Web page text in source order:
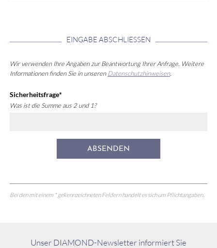
EINGABE ABSCHLIESSEN
Wir verwenden Ihre Angaben zur Beantwortung Ihrer Anfrage. Weitere
Informationen finden Sie in unserenDatenschutzhinweisen.
Sicherheitsfrage*
Was ist die Summe aus 2 und 1?
ABSENDEN
Bei den mit einem * gekennzeichneten Feldern handelt es sich um Pflichtangaben.
Unser DIAMOND-Newsletter informiert Sie